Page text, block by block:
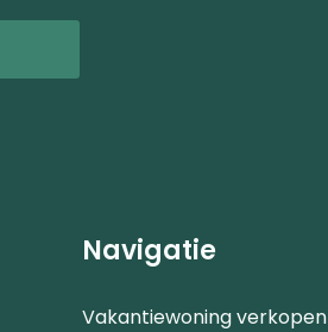
Navigatie
Vakantiewoning verkopen